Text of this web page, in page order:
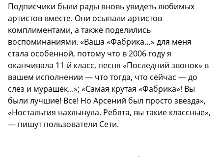
Подписчики были рады вновь увидеть любимых
артистов вместе. Они осыпали артистов
комплиментами, а также поделились
воспоминаниями. «Ваша «Фабрика…» для меня
стала особенной, потому что в 2006 году я
оканчивала 11-й класс, песня «Последний звонок» в
вашем исполнении — что тогда, что сейчас — до
слез и мурашек...»; «Самая крутая «Фабрика»! Вы
были лучшие! Все! Но Арсений был просто звезда»,
«Ностальгия нахлынула. Ребята, вы такие классные»,
— пишут пользователи Сети.